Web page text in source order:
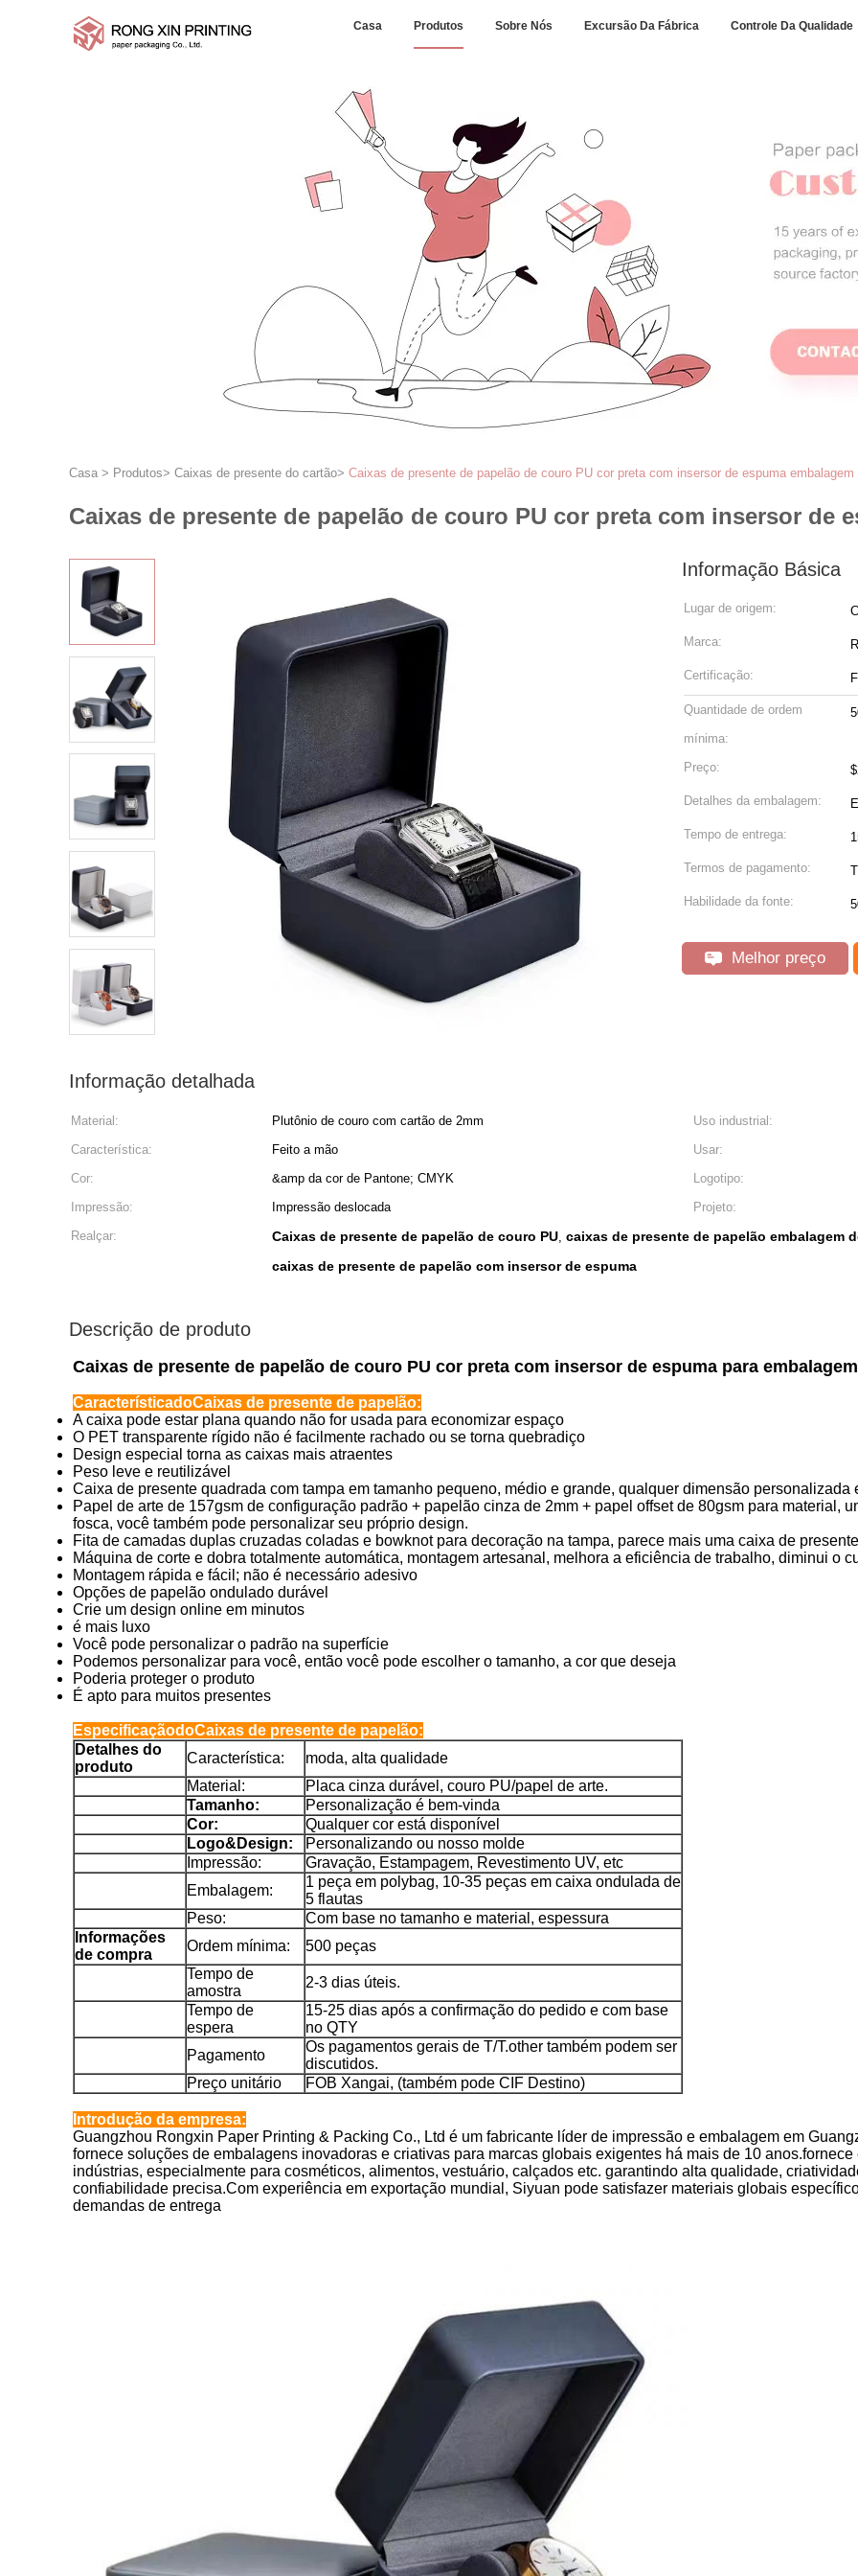
Casa Produtos Sobre Nós Excursão Da Fábrica Controle Da Qualidade
Casa > Produtos> Caixas de presente do cartão> Caixas de presente de papelão de couro PU cor preta com insersor de espuma embalagem
Caixas de presente de papelão de couro PU cor preta com insersor de
Informação Básica
Lugar de origem:
Marca:
Certificação:
Quantidade de ordem
mínima:
Preço:
Detalhes da embalagem:
Tempo de entrega:
Termos de pagamento:
Habilidade da fonte:
Melhor preço
Informação detalhada
Material: Plutônio de couro com cartão de 2mm
Uso industrial:
Característica:
Feito a mão
Usar:
Cor:
&amp da cor de Pantone; CMYK
Logotipo:
Impressão:
Impressão deslocada
Projeto:
Realçar:
Caixas de presente de papelão de couro PU, caixas de presente de papelão embalagem
caixas de presente de papelão com insersor de espuma
Descrição de produto
Caixas de presente de papelão de couro PU cor preta com insersor de espuma para
CaracterísticadoCaixas de presente de papelão:
A caixa pode estar plana quando não for usada para economizar espaço
O PET transparente rígido não é facilmente rachado ou se torna quebradiço
Design especial torna as caixas mais atraentes
Peso leve e reutilizável
Caixa de presente quadrada com tampa em tamanho pequeno, médio e grande, qualquer dimensão personalizada
Papel de arte de 157gsm de configuração padrão + papelão cinza de 2mm + papel offset de 80gsm para material,
fosca, você também pode personalizar seu próprio design.
Fita de camadas duplas cruzadas coladas e bowknot para decoração na tampa, parece mais uma caixa de
Máquina de corte e dobra totalmente automática, montagem artesanal, melhora a eficiência de trabalho, diminui o
Montagem rápida e fácil; não é necessário adesivo
Opções de papelão ondulado durável
Crie um design online em minutos
é mais luxo
Você pode personalizar o padrão na superfície
Podemos personalizar para você, então você pode escolher o tamanho, a cor que deseja
Poderia proteger o produto
É apto para muitos presentes
EspecificaçãodoCaixas de presente de papelão:
Detalhes do
produto
Característica:
moda, alta qualidade
Material:
Placa cinza durável, couro PU/papel de arte.
Tamanho:
Personalização é bem-vinda
Cor:
Qualquer cor está disponível
Logo&Design:
Personalizando ou nosso molde
Impressão:
Gravação, Estampagem, Revestimento UV, etc
Embalagem:
1 peça em polybag, 10-35 peças em caixa ondulada de
5 flautas
Peso:
Com base no tamanho e material, espessura
Informações
de compra
Ordem mínima:
500 peças
Tempo de
amostra
2-3 dias úteis.
Tempo de
espera
15-25 dias após a confirmação do pedido e com base
no QTY
Pagamento
Os pagamentos gerais de T/T.other também podem ser
discutidos.
Preço unitário
FOB Xangai, (também pode CIF Destino)
Introdução da empresa:
Guangzhou Rongxin Paper Printing & Packing Co., Ltd é um fabricante líder de impressão e embalagem em
fornece soluções de embalagens inovadoras e criativas para marcas globais exigentes há mais de 10
indústrias, especialmente para cosméticos, alimentos, vestuário, calçados etc. garantindo alta qualidade,
confiabilidade precisa.Com experiência em exportação mundial, Siyuan pode satisfazer materiais globais
demandas de entrega